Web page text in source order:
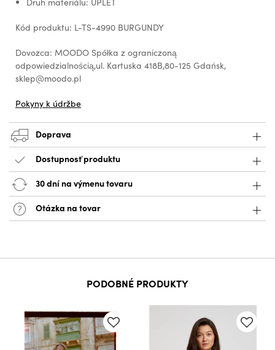
Kód produktu: L-TS-4990 BURGUNDY
Dovozca: MOODO Spółka z ograniczoną
odpowiedzialnością,ul. Kartuska 418B,80-125 Gdańsk,
sklep@moodo.pl
Pokyny k údržbe
Doprava
Dostupnosť produktu
30 dní na výmenu tovaru
Otázka na tovar
PODOBNÉ PRODUKTY